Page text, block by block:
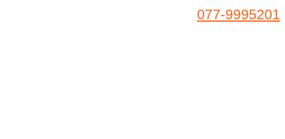
077-9995201